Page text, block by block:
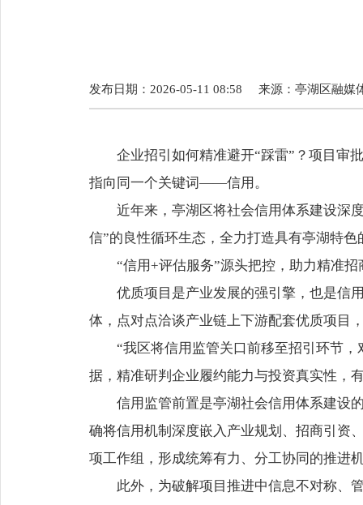
发布日期：2026-05-11 08:58 来源： 亭湖区融媒
企业招引如何精准避开“踩雷”？项目审
指向同一个关键词——信用。
近年来，亭湖区将社会信用体系建设深
信”的良性循环生态，全力打造具有亭湖特
“信用+评估服务”源头把控，助力精准招
优质项目是产业发展的强引擎，也是信
体，点对点洽谈产业链上下游配套优质项目
“我区将信用监管关口前移至招引环节
据，精准研判企业履约能力与投资真实性，
信用监管前置是亭湖社会信用体系建设
确将信用机制深度嵌入产业规划、招商引资
项工作组，形成统筹有力、分工协同的推进
此外，为破解项目推进中信息不对称、